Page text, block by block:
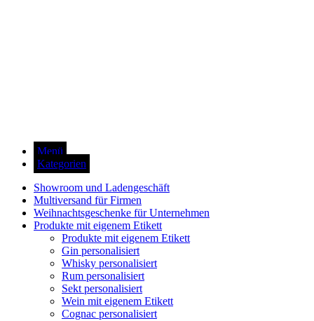
Menü
Kategorien
Showroom und Ladengeschäft
Multiversand für Firmen
Weihnachtsgeschenke für Unternehmen
Produkte mit eigenem Etikett
Produkte mit eigenem Etikett
Gin personalisiert
Whisky personalisiert
Rum personalisiert
Sekt personalisiert
Wein mit eigenem Etikett
Cognac personalisiert